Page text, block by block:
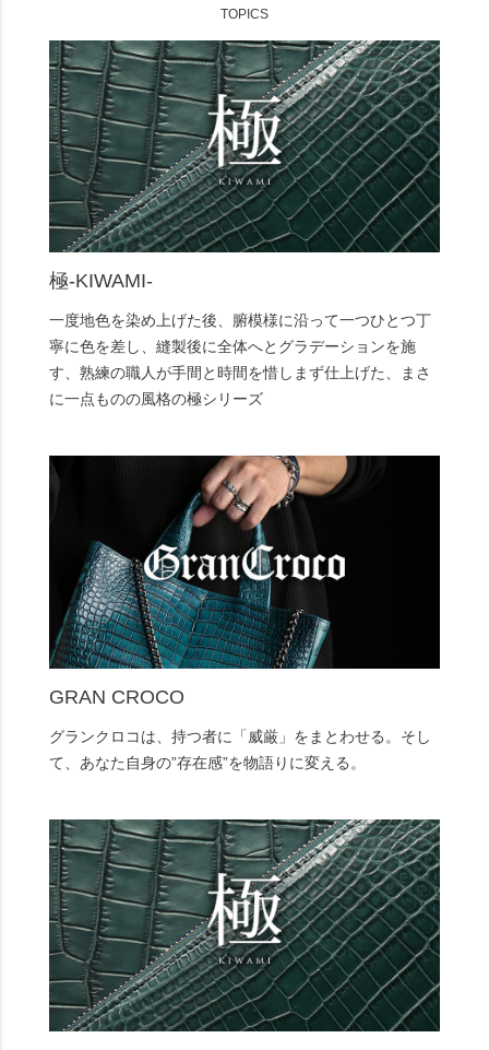
TOPICS
極-KIWAMI-
一度地色を染め上げた後、腑模様に沿って一つひとつ丁
寧に色を差し、縫製後に全体へとグラデーションを施
す、熟練の職人が手間と時間を惜しまず仕上げた、まさ
に一点ものの風格の極シリーズ
GRAN CROCO
グランクロコは、持つ者に「威厳」をまとわせる。そし
て、あなた自身の”存在感”を物語りに変える。